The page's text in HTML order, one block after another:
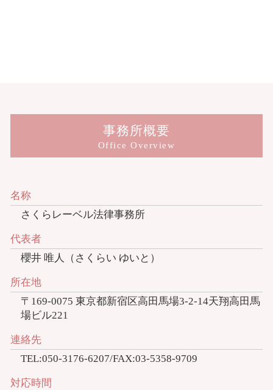
事務所概要
Office Overview
名称
さくらレーベル法律事務所
代表者
櫻井 唯人（さくらい ゆいと）
所在地
〒169-0075 東京都新宿区高田馬場3-2-14天翔高田馬
場ビル221
連絡先
TEL:050-3176-6207/FAX:03-5358-9709
対応時間